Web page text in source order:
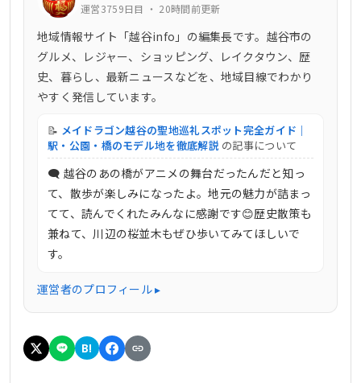
運営3759日目 ・ 20時間前更新
地域情報サイト「越谷info」の編集長です。越谷市の
グルメ、レジャー、ショッピング、レイクタウン、歴
史、暮らし、最新ニュースなどを、地域目線でわかり
やすく発信しています。
📝 メイドラゴン越谷の聖地巡礼スポット完全ガイド｜
駅・公園・橋のモデル地を徹底解説の記事について
🗨 越谷のあの橋がアニメの舞台だったんだと知っ
て、散歩が楽しみになったよ。地元の魅力が詰まっ
てて、読んでくれたみんなに感謝です😊歴史散策も
兼ねて、川辺の桜並木もぜひ歩いてみてほしいで
す。
運営者のプロフィール ▸
B!